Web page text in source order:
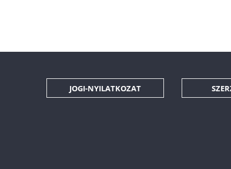
JOGI-NYILATKOZAT